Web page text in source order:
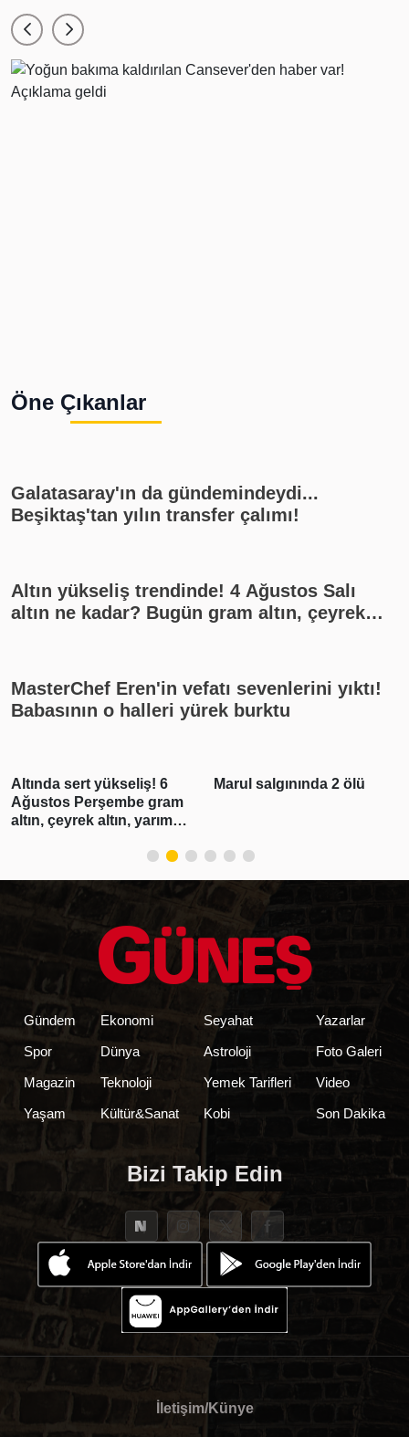
Öne Çıkanlar
Galatasaray'ın da gündemindeydi...
Beşiktaş'tan yılın transfer çalımı!
Altın yükseliş trendinde! 4 Ağustos Salı
altın ne kadar? Bugün gram altın, çeyrek
rakamları, canlı takip
MasterChef Eren'in vefatı sevenlerini yıktı!
Babasının o halleri yürek burktu
Altında sert yükseliş! 6
Ağustos Perşembe gram
altın, çeyrek altın, yarım
Marul salgınında 2 ölü
Gündem
Spor
Magazin
Yaşam
Ekonomi
Dünya
Teknoloji
Kültür&Sanat
Seyahat
Astroloji
Yemek Tarifleri
Kobi
Yazarlar
Foto Galeri
Video
Son Dakika
Bizi Takip Edin
İletişim/Künye